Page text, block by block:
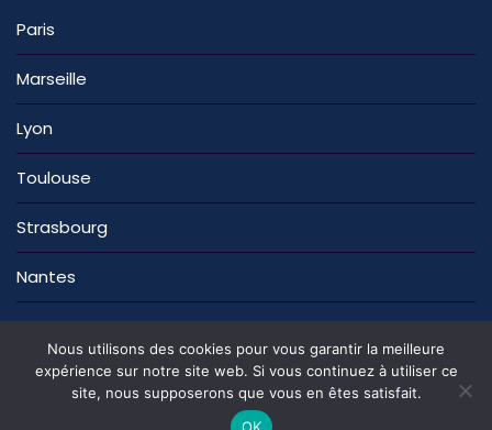
Paris
Marseille
Lyon
Toulouse
Strasbourg
Nantes
La rédaction Nous contacter
Mentions légales
Politique de confidentialité
Nous utilisons des cookies pour vous garantir la meilleure
expérience sur notre site web. Si vous continuez à utiliser ce
site, nous supposerons que vous en êtes satisfait.
OK